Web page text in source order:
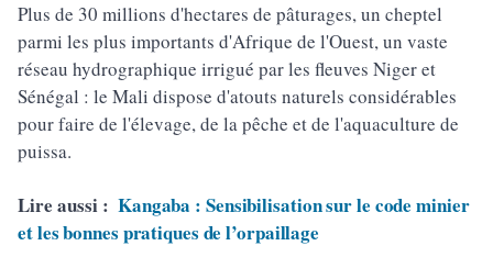
Plus de 30 millions d'hectares de pâturages, un cheptel
parmi les plus importants d'Afrique de l'Ouest, un vaste
réseau hydrographique irrigué par les fleuves Niger et
Sénégal : le Mali dispose d'atouts naturels considérables
pour faire de l'élevage, de la pêche et de l'aquaculture de
puissa.
Lire aussi : Kangaba : Sensibilisation sur le code minier
et les bonnes pratiques de l’orpaillage